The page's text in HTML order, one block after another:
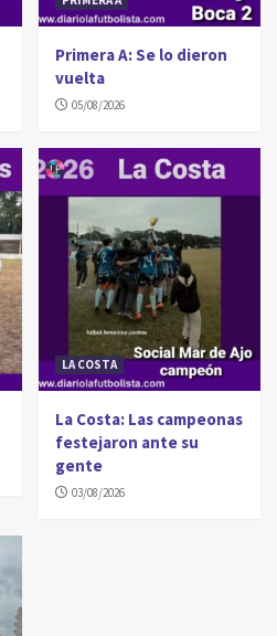
Primera A: Se lo dieron
vuelta
05/08/2026
LA COSTA
La Costa: Las campeonas
festejaron ante su
gente
03/08/2026